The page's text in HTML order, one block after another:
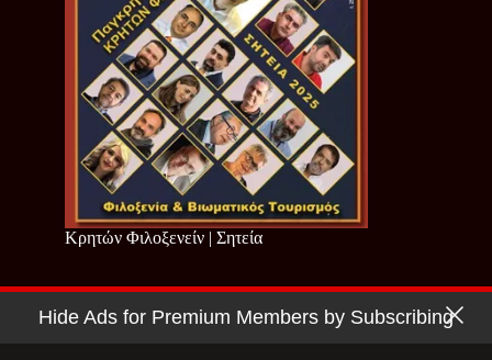
Κρητών Φιλοξενείν | Σητεία
Copyright © 2026 - Cretan Business | Κρητών Επιχειρείν
Hide Ads for Premium Members by Subscribing